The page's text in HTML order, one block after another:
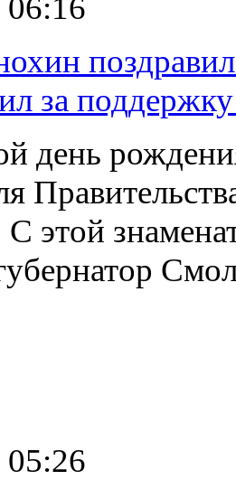
06:16
за
день
этой
05:26